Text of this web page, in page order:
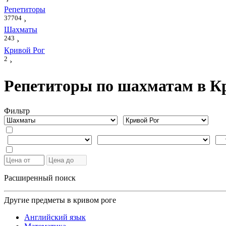
Репетиторы
37704 ›
Шахматы
243 ›
Кривой Рог
2 ›
Репетиторы по шахматам в
Фильтр
Расширенный поиск
Другие предметы в кривом роге
Английский язык